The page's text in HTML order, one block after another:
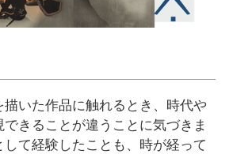
描いた作品に触れるとき、時代や
きることが違うことに気づきま
て経験したことも、時が経って